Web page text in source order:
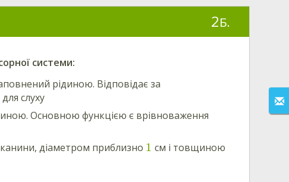
2Б.
системи:
рідиною. Відповідає за
слуху
Основною функцією є врівноваження
діаметром приблизно 1 см і товщиною